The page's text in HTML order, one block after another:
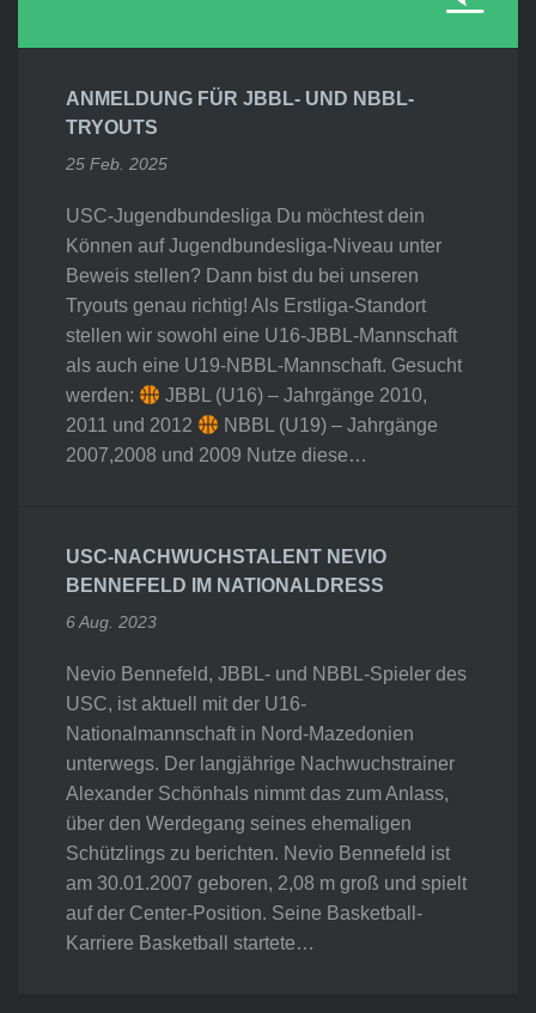
ANMELDUNG FÜR JBBL- UND NBBL-
TRYOUTS
25 Feb. 2025
USC-Jugendbundesliga Du möchtest dein
Können auf Jugendbundesliga-Niveau unter
Beweis stellen? Dann bist du bei unseren
Tryouts genau richtig! Als Erstliga-Standort
stellen wir sowohl eine U16-JBBL-Mannschaft
als auch eine U19-NBBL-Mannschaft. Gesucht
werden:
JBBL (U16) – Jahrgänge 2010,
2011 und 2012
NBBL (U19) – Jahrgänge
2007,2008 und 2009 Nutze diese…
USC-NACHWUCHSTALENT NEVIO
BENNEFELD IM NATIONALDRESS
6 Aug. 2023
Nevio Bennefeld, JBBL- und NBBL-Spieler des
USC, ist aktuell mit der U16-
Nationalmannschaft in Nord-Mazedonien
unterwegs. Der langjährige Nachwuchstrainer
Alexander Schönhals nimmt das zum Anlass,
über den Werdegang seines ehemaligen
Schützlings zu berichten. Nevio Bennefeld ist
am 30.01.2007 geboren, 2,08 m groß und spielt
auf der Center-Position. Seine Basketball-
Karriere Basketball startete…